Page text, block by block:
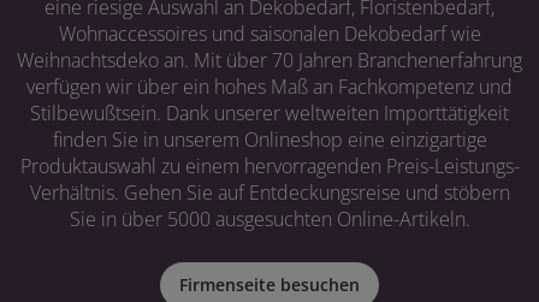
eine riesige Auswahl an Dekobedarf, Floristenbedarf,
Wohnaccessoires und saisonalen Dekobedarf wie
Weihnachtsdeko an. Mit über 70 Jahren Branchenerfahrung
verfügen wir über ein hohes Maß an Fachkompetenz und
Stilbewußtsein. Dank unserer weltweiten Importtätigkeit
finden Sie in unserem Onlineshop eine einzigartige
Produktauswahl zu einem hervorragenden Preis-Leistungs-
Verhältnis. Gehen Sie auf Entdeckungsreise und stöbern
Sie in über 5000 ausgesuchten Online-Artikeln.
Firmenseite besuchen